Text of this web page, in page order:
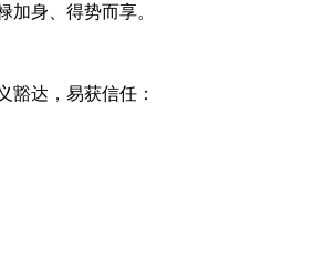
加身、得势而享。
豁达，易获信任：